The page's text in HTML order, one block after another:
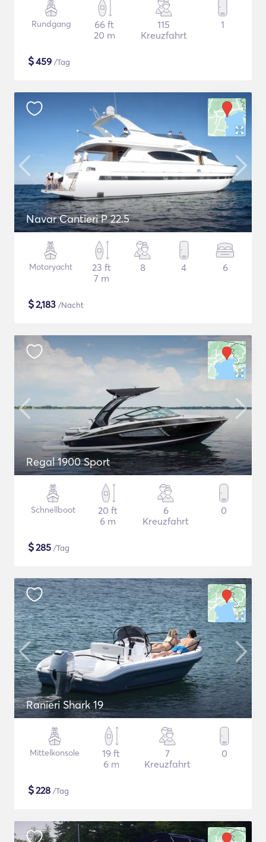
Rundgang
66 ft
20 m
115
Kreuzfahrt
1
$459 /Tag
Navar Cantieri P 22.5
Motoryacht
23 ft
7 m
8 4 6
$2,183 /Nacht
Regal 1900 Sport
Schnellboot
20 ft
6 m
6
Kreuzfahrt
0
$285 /Tag
Ranieri Shark 19
Mittelkonsole
19 ft
6 m
7
Kreuzfahrt
0
$228 /Tag